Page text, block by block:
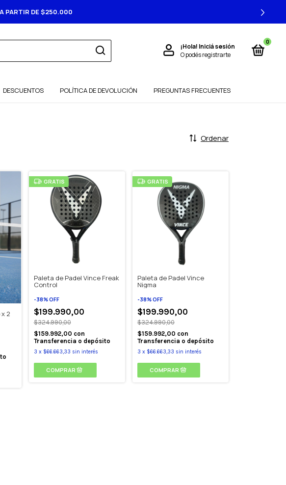
PARTIR DE $250.000
¡Hola! Iniciá sesión
O podés registrarte
0
DESCUENTOS POLÍTICA DE DEVOLUCIÓN PREGUNTAS FRECUENTES
Ordenar
2
GRATIS
Paleta de Padel Vince Freak
Control
-38%OFF
$199.990,00
$324.990,00
$159.992,00 con
Transferencia o depósito
3 x $66.663,33 sin interés
GRATIS
Paleta de Padel Vince
Nigma
-38%OFF
$199.990,00
$324.990,00
$159.992,00 con
Transferencia o depósito
3 x $66.663,33 sin interés